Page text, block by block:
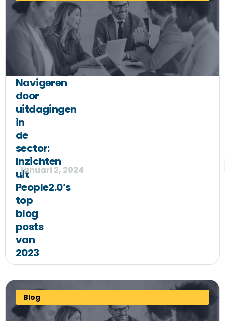
Navigeren
door
uitdagingen
in
de
sector:
Inzichten
uit
People2.0’s
top
blog
posts
van
2023
januari 2, 2024
Blog